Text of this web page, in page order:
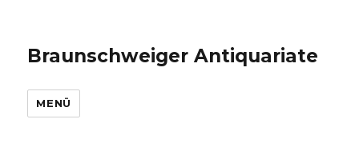
Braunschweiger Antiquariate
MENÜ